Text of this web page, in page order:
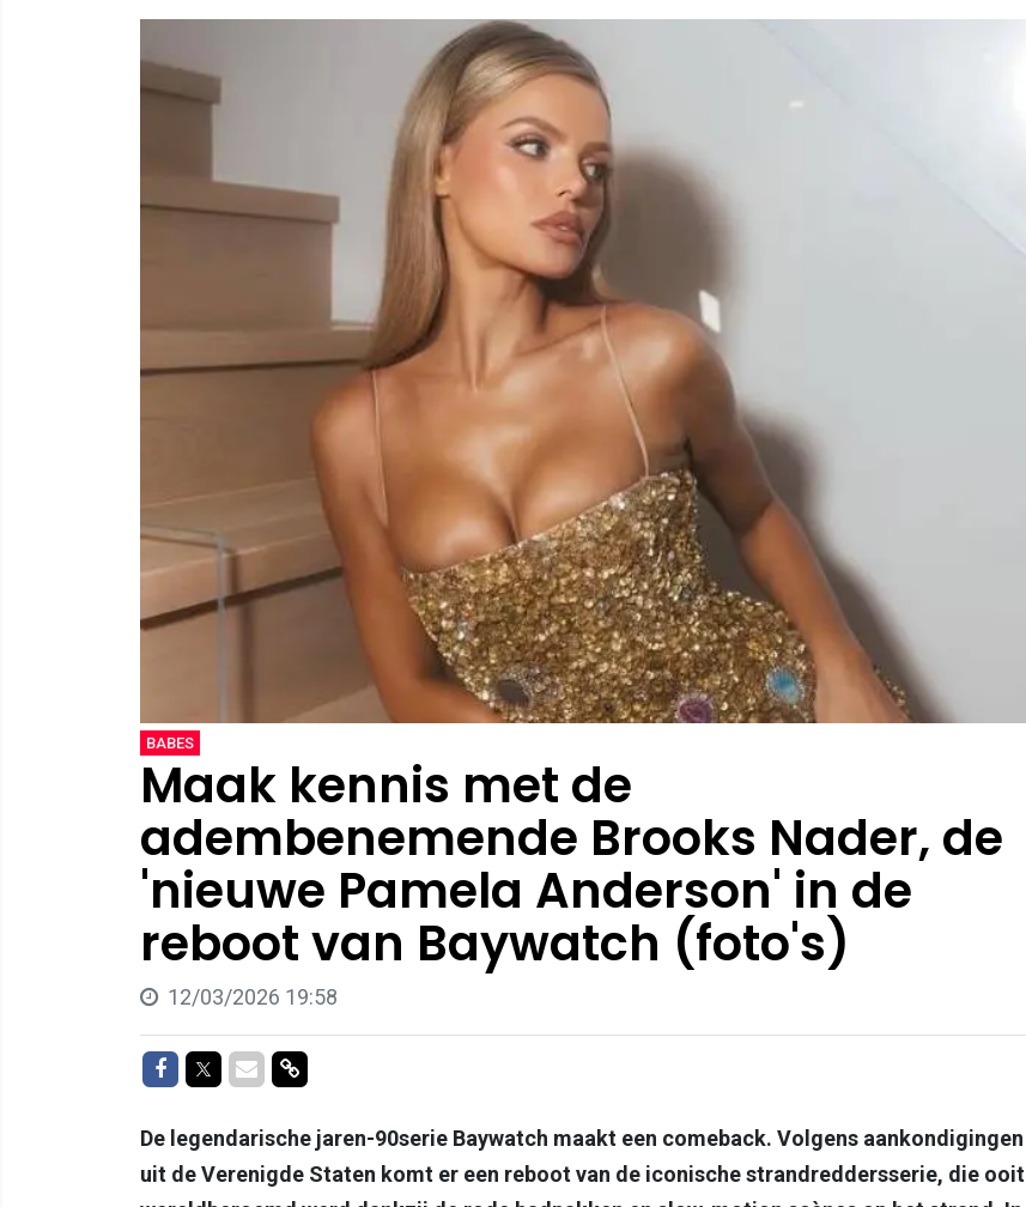
BABES
Maak kennis met de
adembenemende Brooks Nader, de
'nieuwe Pamela Anderson' in de
reboot van Baywatch (foto's)
12/03/2026 19:58
Delen op Facebook
Delen op Twitter
Delen via Mail
Delen via link
De legendarische jaren-90serie Baywatch maakt een comeback. Volgens aankondigingen
uit de Verenigde Staten komt er een reboot van de iconische strandreddersserie, die ooit